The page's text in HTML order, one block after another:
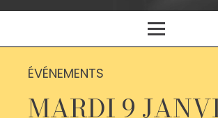
ÉVÉNEMENTS
MARDI 9